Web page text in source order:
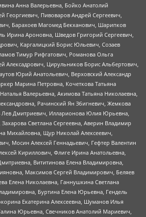
Анна Валерьевна, Бойко Анатолий
Георгиевич, Пивоваров Андрей Сергеевич,
Барахоев Магомед Бекханович, Шарипков
Ирина Ароновна, Шведов Григорий Сергеевич,
Каргалицкий Борис Юльевич, Созаев
Тимур Рифгатович, Романова Ольга
Алексадрович, Цирульников Борис Альбертович,
Юрий Анатольевич, Верховский Александр
Марина Петровна, Кочеткова Татьяна
Валерьевна, Акимова Татьяна Николаевна,
Рачинский Ян Збигневич, Жемкова
Лев Дмитриевич, Илларионова Юлия Юрьевна,
Светлана Сергеевна, Аверин Владимир
Михайловна, Щур Николай Алексеевич,
Мосин Алексей Геннадьевич, Гефтер Валентин
Кириллович, Флиге Ирина Анатольевна,
Вититинова Елена Владимировна,
Максимов Сергей Владимирович, Беляев
Елена Николаевна, Ганнушкина Светлана
Буртина Елена Юрьевна, Гендель
Екатерина Алексеевна, Шуманов Илья
Юрьевна, Свечников Анатолий Мариевич,